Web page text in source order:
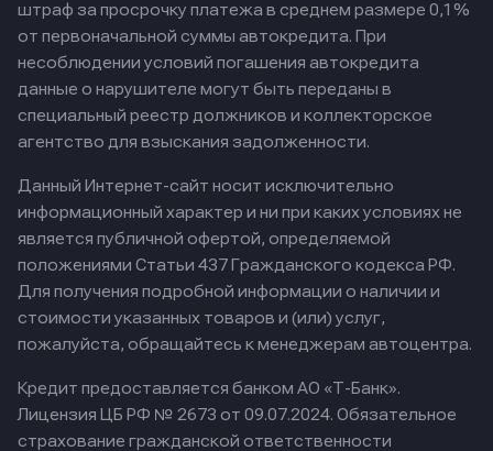
штраф за просрочку платежа в среднем размере 0,1%
от первоначальной суммы автокредита. При
несоблюдении условий погашения автокредита
данные о нарушителе могут быть переданы в
специальный реестр должников и коллекторское
агентство для взыскания задолженности.
Данный Интернет-сайт носит исключительно
информационный характер и ни при каких условиях не
является публичной офертой, определяемой
положениями Статьи 437 Гражданского кодекса РФ.
Для получения подробной информации о наличии и
стоимости указанных товаров и (или) услуг,
пожалуйста, обращайтесь к менеджерам автоцентра.
Кредит предоставляется банком АО «Т-Банк».
Лицензия ЦБ РФ № 2673 от 09.07.2024. Обязательное
страхование гражданской ответственности